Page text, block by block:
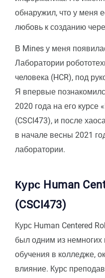
обнаружил, что у меня
любовь к созданию
В Mines у меня
Лаборатории
человека (HCR), под
Я впервые
2020 года на его курсе
(CSCI473), и после
в начале весны 2021
лаборатории.
Курс Human
(CSCI473)
Курс Human Centered
был одним из немногих
обучения в колледже,
влияние. Курс